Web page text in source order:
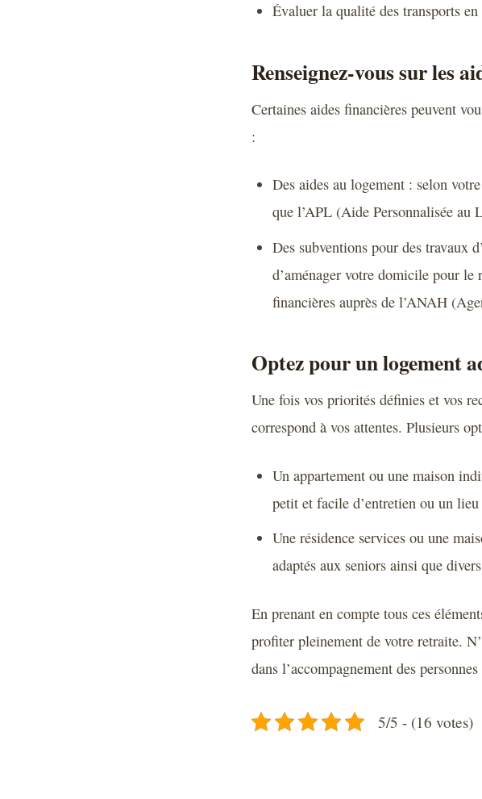
Évaluer la qualité des transports
Renseignez-vous sur les
Certaines aides financières peuvent
:
Des aides au logement : selon
que l’APL (Aide Personnalisée
Des subventions pour des travaux
d’aménager votre domicile pour le
financières auprès de l’ANAH
Optez pour un logement
Une fois vos priorités définies et vos
correspond à vos attentes. Plusieurs
Un appartement ou une maison
petit et facile d’entretien ou un
Une résidence services ou une
adaptés aux seniors ainsi que
En prenant en compte tous ces
profiter pleinement de votre retraite.
dans l’accompagnement des
5/5 - (16 votes)